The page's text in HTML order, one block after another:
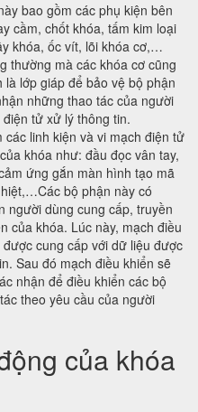
bao gồm các phụ kiện bên
cầm, chốt khóa, tấm kim loại
khóa, ốc vít, lõi khóa cơ,…
thường mà các khóa cơ cũng
lớp giáp để bảo vệ bộ phận
những thao tác của người
tử xử lý thông tin.
các linh kiện và vi mạch điện tử
khóa như: đầu đọc vân tay,
ứng gắn màn hình tạo mã
bộ phận này có
người dùng cung cấp, truyền
của khóa. Lúc này, mạch điều
cung cấp với dữ liệu được
Sau đó mạch điều khiển sẽ
nhận để điều khiển các bộ
theo yêu cầu của người
của khóa